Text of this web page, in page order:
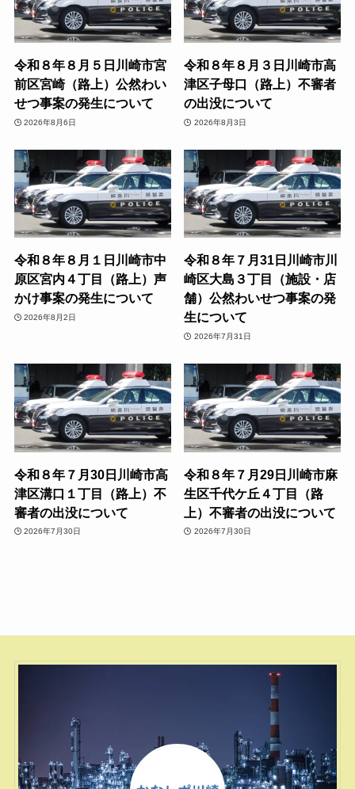
令和８年８月５日川崎市宮
前区宮崎（路上）公然わい
せつ事案の発生について
2026年8月6日
令和８年８月３日川崎市高
津区子母口（路上）不審者
の出没について
2026年8月3日
令和８年８月１日川崎市中
原区宮内４丁目（路上）声
かけ事案の発生について
2026年8月2日
令和８年７月31日川崎市川
崎区大島３丁目（施設・店
舗）公然わいせつ事案の発
生について
2026年7月31日
令和８年７月30日川崎市高
津区溝口１丁目（路上）不
審者の出没について
2026年7月30日
令和８年７月29日川崎市麻
生区千代ケ丘４丁目（路
上）不審者の出没について
2026年7月30日